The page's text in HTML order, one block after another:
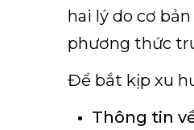
hai lý do cơ
phương thức
Để bắt kịp xu
Thông tin